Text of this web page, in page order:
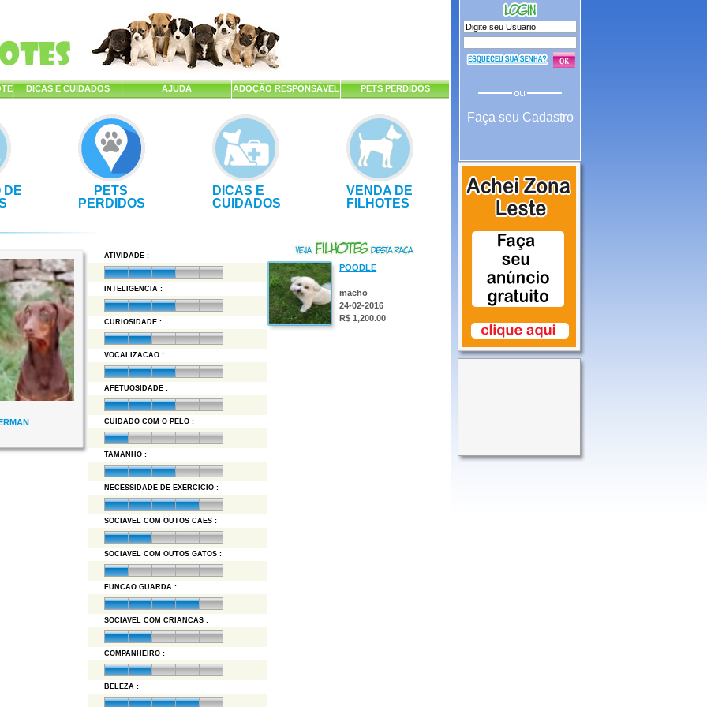
DICAS E CUIDADOS AJUDA ADOÇÃO RESPONSÁVEL PETS PERDIDOS
DE
PETS
PERDIDOS
DICAS E
CUIDADOS
VENDA DE
FILHOTES
ATIVIDADE :
INTELIGENCIA :
CURIOSIDADE :
VOCALIZACAO :
AFETUOSIDADE :
CUIDADO COM O PELO :
TAMANHO :
NECESSIDADE DE EXERCICIO :
SOCIAVEL COM OUTOS CAES :
SOCIAVEL COM OUTOS GATOS :
FUNCAO GUARDA :
SOCIAVEL COM CRIANCAS :
COMPANHEIRO :
BELEZA :
POODLE
macho
24-02-2016
R$ 1,200.00
Faça seu Cadastro